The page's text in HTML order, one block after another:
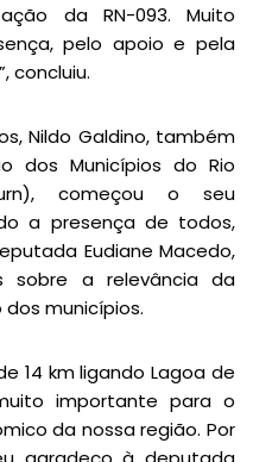
da RN-093. Muito
pelo apoio e pela
concluiu.
Nildo Galdino, também
dos Municípios do Rio
começou o seu
a presença de todos,
Eudiane Macedo,
sobre a relevância da
municípios.
14 km ligando Lagoa de
importante para o
da nossa região. Por